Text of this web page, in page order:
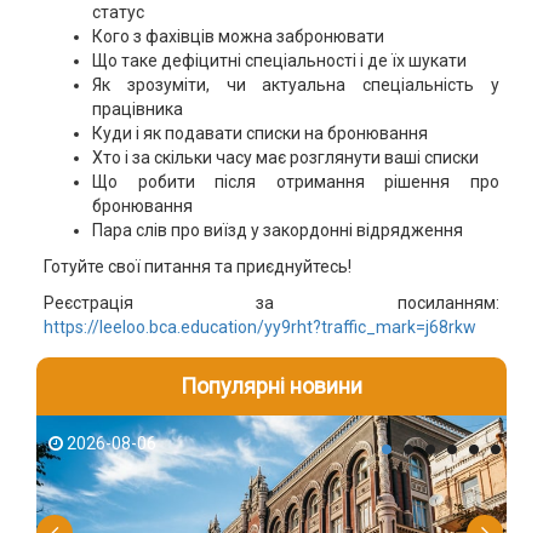
статус
Кого з фахівців можна забронювати
Що таке дефіцитні спеціальності і де їх шукати
Як зрозуміти, чи актуальна спеціальність у
працівника
Куди і як подавати списки на бронювання
Хто і за скільки часу має розглянути ваші списки
Що робити після отримання рішення про
бронювання
Пара слів про виїзд у закордонні відрядження
Готуйте свої питання та приєднуйтесь!
Реєстрація за посиланням:
https://leeloo.bca.education/yy9rht?traffic_mark=j68rkw
Популярні новини
2026-08-06